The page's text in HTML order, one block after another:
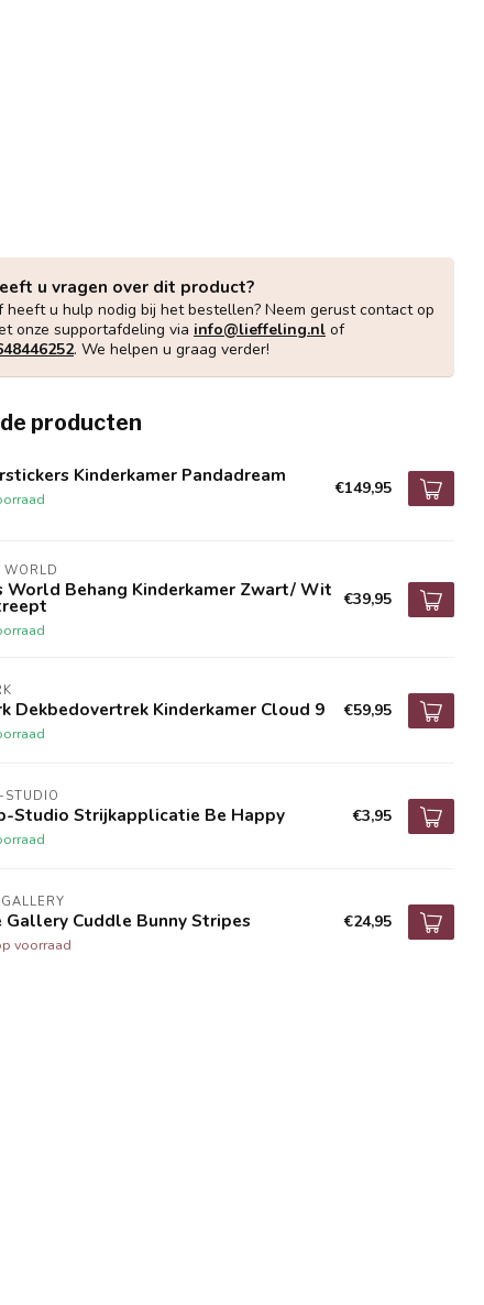
u vragen over dit product?
heeft u hulp nodig bij het bestellen? Neem gerust contact op
onze supportafdeling via info@lieffeling.nl of
. We helpen u graag verder!
producten
Kinderkamer Pandadream
€149,95
WORLD
World Behang Kinderkamer Zwart/ Wit €39,95
Dekbedovertrek Kinderkamer Cloud 9 €59,95
STUDIO
Studio Strijkapplicatie Be Happy €3,95
Gallery Cuddle Bunny Stripes
voorraad
€24,95